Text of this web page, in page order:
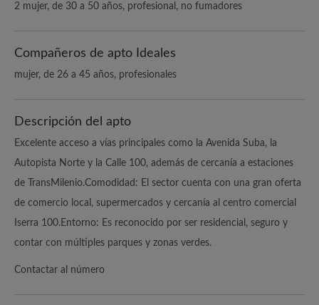
2 mujer, de 30 a 50 años, profesional, no fumadores
Compañeros de apto Ideales
mujer, de 26 a 45 años, profesionales
Descripción del apto
Excelente acceso a vías principales como la Avenida Suba, la
Autopista Norte y la Calle 100, además de cercanía a estaciones
de TransMilenio.Comodidad: El sector cuenta con una gran oferta
de comercio local, supermercados y cercanía al centro comercial
Iserra 100.Entorno: Es reconocido por ser residencial, seguro y
contar con múltiples parques y zonas verdes.
Contactar al número